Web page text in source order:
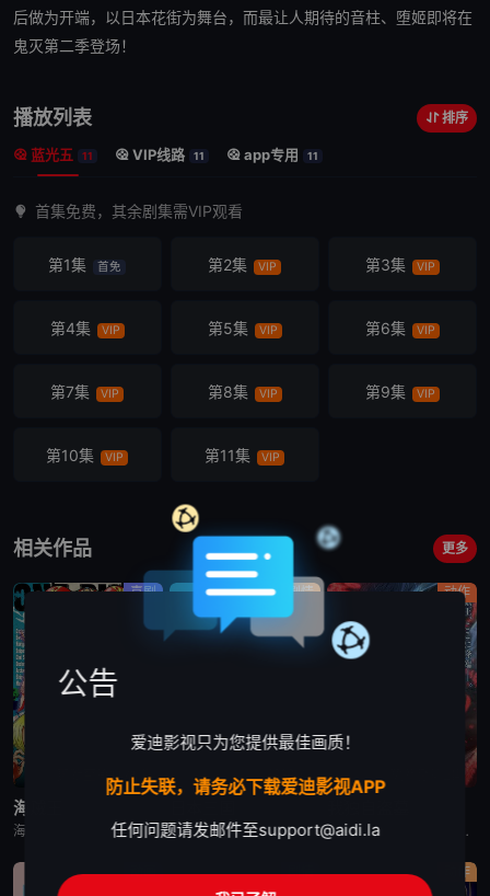
后做为开端，以日本花街为舞台，而最让人期待的音柱、堕姬即将在
鬼灭第二季登场！
播放列表 排序
蓝光五 11 VIP线路 11 app专用 11
首集免费，其余剧集需VIP观看
第1集 首免 第2集 VIP 第3集 VIP
第4集 VIP 第5集 VIP 第6集 VIP
第7集 VIP 第8集 VIP 第9集 VIP
第10集 VIP 第11集 VIP
相关作品 更多
喜剧
更新至第1171集
海贼王
海贼王是日本动漫。传奇海盗哥尔•D•罗杰在临死前曾留下关于其毕生的财富“OnePiece”的消息，由此引得群雄并起，众海盗们为了这笔传说中的巨额财富展开争夺，各种势力、政权不断交替，整个世界进入了动荡混乱的“大海贼
剧情
已完结
日韩动漫《日本三国》又名：日本三國，讲述了：令和末期，日本因全球核战影响走向衰败，大量难民涌入，更严重的病毒、大地震、苛政与饥荒接连发生，引发民众暴动，国家体制崩溃，人口锐减至原来的十分之一以下，文明
动作
日韩动漫《我独自盗墓》又名：盗墓王,盗掘王,Tomb Raider King,トウクツオウ,도굴왕，讲述了：2025年，世界各处惊现古墓，获得墓中“宝物”之人便能获得先人的异能，全世界为获得宝物而疯狂
动画 剧情 动作
公告
爱迪影视只为您提供最佳画质！
防止失联，请务必下载爱迪影视APP
任何问题请发邮件至support@aidi.la